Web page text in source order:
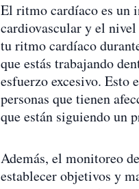
El ritmo cardíaco es un
cardiovascular y el
tu ritmo cardíaco
que estás trabajando
esfuerzo excesivo. Esto
personas que tienen
que están siguiendo un
Además, el monitoreo
establecer objetivos y